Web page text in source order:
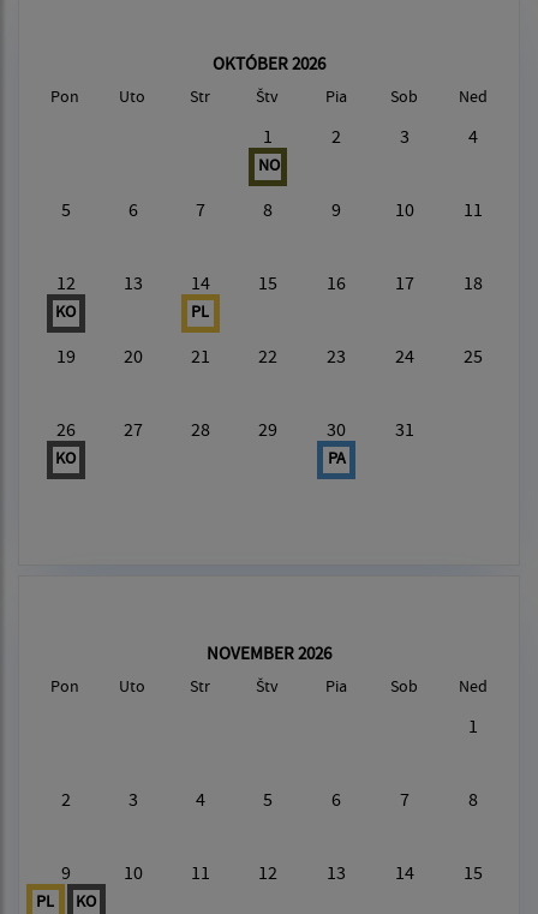
OKTÓBER 2026
Pon Uto Str Štv Pia Sob Ned
1
NO
2 3 4
5 6 7 8 9 10 11
12
KO
13 14
PL
15 16 17 18
19 20 21 22 23 24 25
26
KO
27 28 29 30
PA
31
NOVEMBER 2026
Pon Uto Str Štv Pia Sob Ned
1
2 3 4 5 6 7 8
9
PL KO
10 11 12 13 14 15